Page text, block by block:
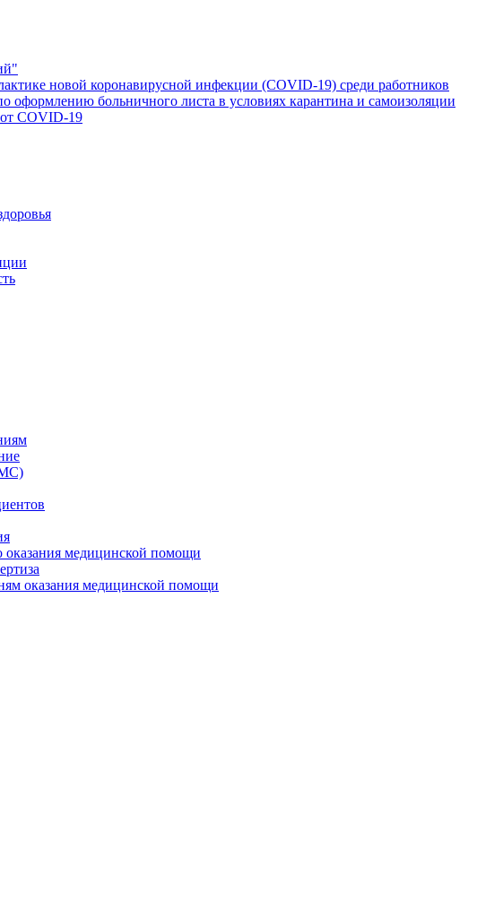
новой коронавирусной инфекции (COVID-19) среди работников
оформлению больничного листа в условиях карантина и самоизоляции
COVID-19
оказания медицинской помощи
оказания медицинской помощи